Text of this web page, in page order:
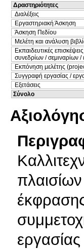
Δραστηριότητες
Διαλέξεις
Εργαστηριακή Άσκηση
Άσκηση Πεδίου
Μελέτη και ανάλυση
Εκπαιδευτικές
συνεδρίων / σεμιναρίων
Εκπόνηση μελέτης
Συγγραφή εργασίας /
Εξετάσεις
Σύνολο